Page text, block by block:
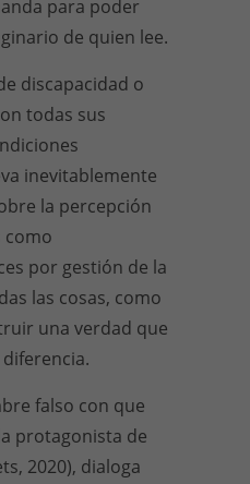
para poder
de quien lee.
discapacidad o
todas sus
inevitablemente
la percepción
como
por gestión de la
las cosas, como
una verdad que
falso con que
protagonista de
2020), dialoga